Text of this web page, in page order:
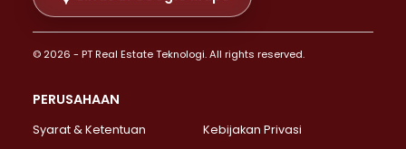
Properti Dijual di Pasar Baru >
Properti Dijual di Bendungan Hilir >
Properti Dijual di Jakarta Selatan >
Properti Dijual di Lebak Bulus >
Properti Dijual di Gandaria Selatan >
© 2026 - PT Real Estate Teknologi. All rights reserved.
PERUSAHAAN
Syarat & Ketentuan
Kebijakan Privasi